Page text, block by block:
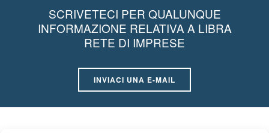
SCRIVETECI PER QUALUNQUE
INFORMAZIONE RELATIVA A LIBRA
RETE DI IMPRESE
INVIACI UNA E-MAIL